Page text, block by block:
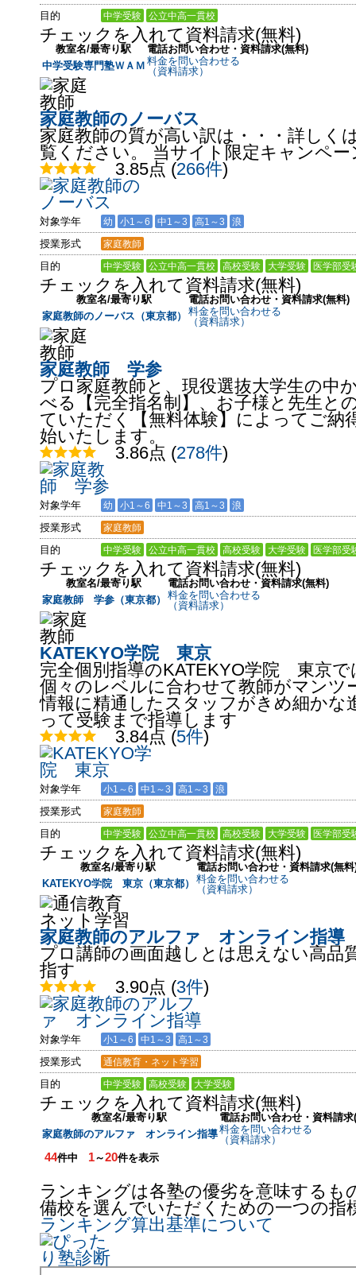
目的 中学受験 公立中高一貫校
チェックを入れて資料請求(無料)
教室名/最寄り駅
電話お問い合わせ・資料請求(無料)
中学受験専門塾ＷＡＭ 料金を問い合わせる
（資料請求）
家庭教師のノーバス
家庭教師の質が高い訳は・・・詳しく
覧ください。 当サイト限定キャンペー
3.85点 (266件)
対象学年 幼 小1～6 中1～3 高1～3 浪
授業形式 家庭教師
目的 中学受験 公立中高一貫校 高校受験 大学受験 医学部受
チェックを入れて資料請求(無料)
教室名/最寄り駅
電話お問い合わせ・資料請求(無料)
家庭教師のノーバス（東京都）
料金を問い合わせる
（資料請求）
家庭教師 学参
プロ家庭教師と、現役選抜大学生の中
べる【完全指名制】、お子様と先生と
ていただく【無料体験】によってご納
始いたします。
3.86点 (278件)
対象学年 幼 小1～6 中1～3 高1～3 浪
授業形式 家庭教師
目的 中学受験 公立中高一貫校 高校受験 大学受験 医学部受
チェックを入れて資料請求(無料)
教室名/最寄り駅
電話お問い合わせ・資料請求(無料)
家庭教師 学参（東京都）
料金を問い合わせる
（資料請求）
KATEKYO学院 東京
完全個別指導のKATEKYO学院 東京で
個々のレベルに合わせて教師がマンツ
情報に精通したスタッフがきめ細かな
って受験まで指導します
3.84点 (5件)
対象学年 小1～6 中1～3 高1～3 浪
授業形式 家庭教師
目的 中学受験 公立中高一貫校 高校受験 大学受験 医学部受
チェックを入れて資料請求(無料)
教室名/最寄り駅
電話お問い合わせ・資料請求(無料
KATEKYO学院 東京（東京都）
料金を問い合わせる
（資料請求）
家庭教師のアルファ オンライン指導
プロ講師の画面越しとは思えない高品
指す
3.90点 (3件)
対象学年 小1～6 中1～3 高1～3
授業形式 通信教育・ネット学習
目的 中学受験 高校受験 大学受験
チェックを入れて資料請求(無料)
教室名/最寄り駅
電話お問い合わせ・資料請求
家庭教師のアルファ オンライン指導料金を問い合わせる
（資料請求）
44件中 1～20件を表示
ランキングは各塾の優劣を意味するも
備校を選んでいただくための一つの指
ランキング算出基準について